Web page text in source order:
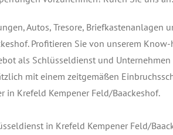
Autos, Tresore,
Profitieren Sie von unserem
als Schlüsseldienst und
mit einem zeitgemäßen
in Krefeld Kempener Feld/Baackeshof.
in Krefeld Kempener Feld/